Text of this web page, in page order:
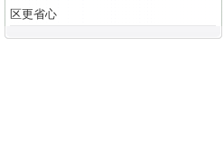
区更省心